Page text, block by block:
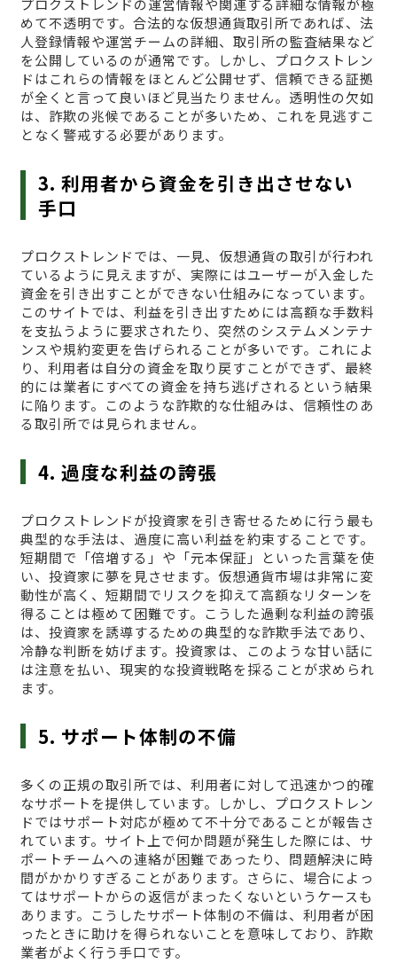
プロクストレンドの運営情報や関連する詳細な情報が極
めて不透明です。合法的な仮想通貨取引所であれば、法
人登録情報や運営チームの詳細、取引所の監査結果など
を公開しているのが通常です。しかし、プロクストレン
ドはこれらの情報をほとんど公開せず、信頼できる証拠
が全くと言って良いほど見当たりません。透明性の欠如
は、詐欺の兆候であることが多いため、これを見逃すこ
となく警戒する必要があります。
3. 利用者から資金を引き出させない
手口
プロクストレンドでは、一見、仮想通貨の取引が行われ
ているように見えますが、実際にはユーザーが入金した
資金を引き出すことができない仕組みになっています。
このサイトでは、利益を引き出すためには高額な手数料
を支払うように要求されたり、突然のシステムメンテナ
ンスや規約変更を告げられることが多いです。これによ
り、利用者は自分の資金を取り戻すことができず、最終
的には業者にすべての資金を持ち逃げされるという結果
に陥ります。このような詐欺的な仕組みは、信頼性のあ
る取引所では見られません。
4. 過度な利益の誇張
プロクストレンドが投資家を引き寄せるために行う最も
典型的な手法は、過度に高い利益を約束することです。
短期間で「倍増する」や「元本保証」といった言葉を使
い、投資家に夢を見させます。仮想通貨市場は非常に変
動性が高く、短期間でリスクを抑えて高額なリターンを
得ることは極めて困難です。こうした過剰な利益の誇張
は、投資家を誘導するための典型的な詐欺手法であり、
冷静な判断を妨げます。投資家は、このような甘い話に
は注意を払い、現実的な投資戦略を採ることが求められ
ます。
5. サポート体制の不備
多くの正規の取引所では、利用者に対して迅速かつ的確
なサポートを提供しています。しかし、プロクストレン
ドではサポート対応が極めて不十分であることが報告さ
れています。サイト上で何か問題が発生した際には、サ
ポートチームへの連絡が困難であったり、問題解決に時
間がかかりすぎることがあります。さらに、場合によっ
てはサポートからの返信がまったくないというケースも
あります。こうしたサポート体制の不備は、利用者が困
ったときに助けを得られないことを意味しており、詐欺
業者がよく行う手口です。